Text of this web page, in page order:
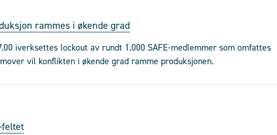
rammes i økende grad
iverksettes lockout av rundt 1.000 SAFE-medlemmer som omfattes
vil konflikten i økende grad ramme produksjonen.
feltet